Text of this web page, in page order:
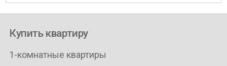
Купить квартиру
1-комнатные квартиры